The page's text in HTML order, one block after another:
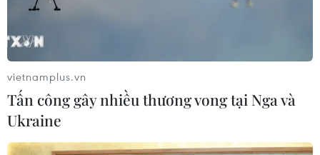
vietnamplus.vn
Tấn công gây nhiều thương vong tại Nga và
Ukraine